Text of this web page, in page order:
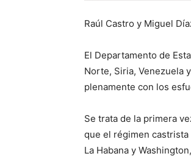
Raúl Castro y Miguel
El Departamento de
Norte, Siria, Venezuela
plenamente con los
Se trata de la primera
que el régimen
La Habana y